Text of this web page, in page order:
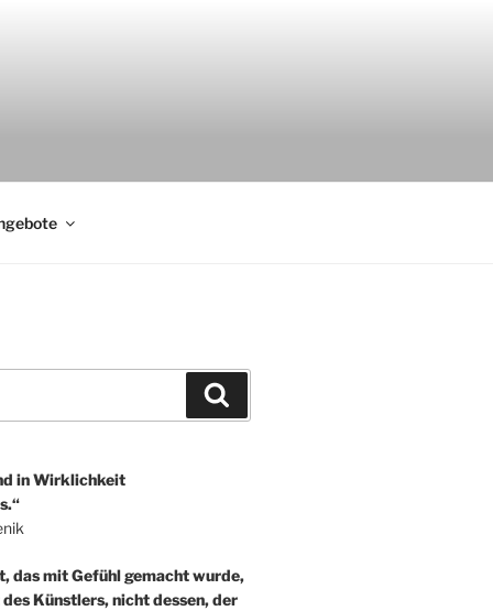
in Wirklichkeit
das mit Gefühl gemacht wurde,
Künstlers, nicht dessen, der